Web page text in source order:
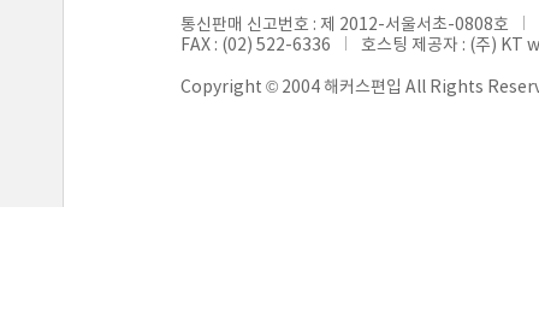
통신판매 신고번호 : 제 2012-서울서초-0808호
FAX : (02) 522-6336
호스팅 제공자 : (주)
Copyright © 2004 해커스편입 All Rights